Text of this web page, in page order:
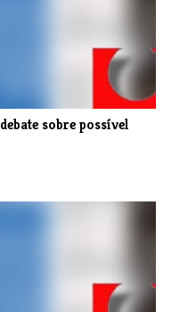
sobre possível